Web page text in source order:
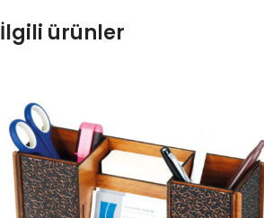
İlgili ürünler